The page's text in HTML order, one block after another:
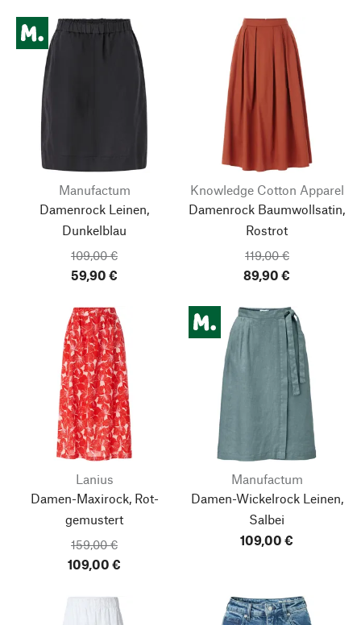
Manufactum
Damenrock Leinen,
Dunkelblau
109,00 €
59,90 €
Knowledge Cotton Apparel
Damenrock Baumwollsatin,
Rostrot
119,00 €
89,90 €
Lanius
Damen-Maxirock, Rot-
gemustert
159,00 €
109,00 €
Manufactum
Damen-Wickelrock Leinen,
Salbei
109,00 €